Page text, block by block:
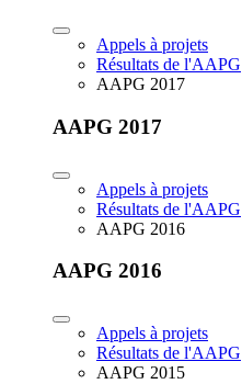
Appels à projets
Résultats de l'AAPG
AAPG 2017
AAPG 2017
Appels à projets
Résultats de l'AAPG
AAPG 2016
AAPG 2016
Appels à projets
Résultats de l'AAPG
AAPG 2015